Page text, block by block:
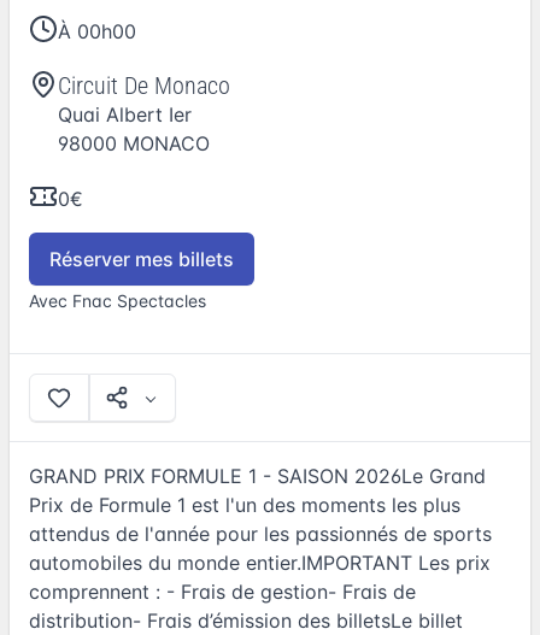
À 00h00
Circuit De Monaco
Quai Albert Ier
98000 MONACO
0€
Réserver mes billets
Avec Fnac Spectacles
GRAND PRIX FORMULE 1 - SAISON 2026Le Grand
Prix de Formule 1 est l'un des moments les plus
attendus de l'année pour les passionnés de sports
automobiles du monde entier.IMPORTANT Les prix
comprennent : - Frais de gestion- Frais de
distribution- Frais d’émission des billetsLe billet